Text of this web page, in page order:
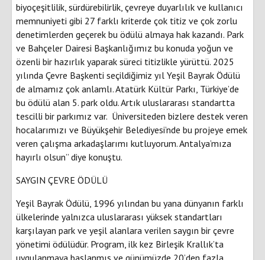
biyoçeşitlilik, sürdürebilirlik, çevreye duyarlılık ve kullanıcı
memnuniyeti gibi 27 farklı kriterde çok titiz ve çok zorlu
denetimlerden geçerek bu ödülü almaya hak kazandı. Park
ve Bahçeler Dairesi Başkanlığımız bu konuda yoğun ve
özenli bir hazırlık yaparak süreci titizlikle yürüttü. 2025
yılında Çevre Başkenti seçildiğimiz yıl Yeşil Bayrak Ödülü
de almamız çok anlamlı. Atatürk Kültür Parkı, Türkiye’de
bu ödülü alan 5. park oldu. Artık uluslararası standartta
tescilli bir parkımız var. Üniversiteden bizlere destek veren
hocalarımızı ve Büyükşehir Belediyesi’nde bu projeye emek
veren çalışma arkadaşlarımı kutluyorum. Antalya’mıza
hayırlı olsun” diye konuştu.
SAYGIN ÇEVRE ÖDÜLÜ
Yeşil Bayrak Ödülü, 1996 yılından bu yana dünyanın farklı
ülkelerinde yalnızca uluslararası yüksek standartları
karşılayan park ve yeşil alanlara verilen saygın bir çevre
yönetimi ödülüdür. Program, ilk kez Birleşik Krallık’ta
uygulanmaya başlanmış ve günümüzde 20’den fazla